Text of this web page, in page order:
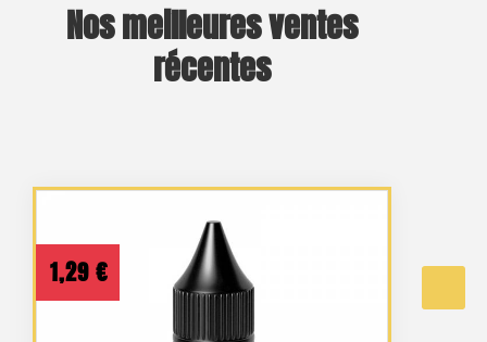
Nos meilleures ventes
récentes
1,29 €